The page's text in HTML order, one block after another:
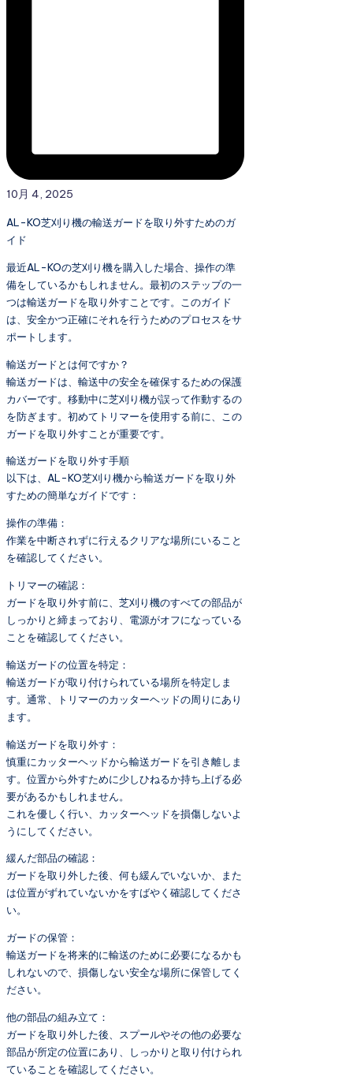
10月 4, 2025
AL-KO芝刈り機の輸送ガードを取り外すためのガ
イド
最近AL-KOの芝刈り機を購入した場合、操作の準
備をしているかもしれません。最初のステップの一
つは輸送ガードを取り外すことです。このガイド
は、安全かつ正確にそれを行うためのプロセスをサ
ポートします。
輸送ガードとは何ですか？
輸送ガードは、輸送中の安全を確保するための保護
カバーです。移動中に芝刈り機が誤って作動するの
を防ぎます。初めてトリマーを使用する前に、この
ガードを取り外すことが重要です。
輸送ガードを取り外す手順
以下は、AL-KO芝刈り機から輸送ガードを取り外
すための簡単なガイドです：
操作の準備：
作業を中断されずに行えるクリアな場所にいること
を確認してください。
トリマーの確認：
ガードを取り外す前に、芝刈り機のすべての部品が
しっかりと締まっており、電源がオフになっている
ことを確認してください。
輸送ガードの位置を特定：
輸送ガードが取り付けられている場所を特定しま
す。通常、トリマーのカッターヘッドの周りにあり
ます。
輸送ガードを取り外す：
慎重にカッターヘッドから輸送ガードを引き離しま
す。位置から外すために少しひねるか持ち上げる必
要があるかもしれません。
これを優しく行い、カッターヘッドを損傷しないよ
うにしてください。
緩んだ部品の確認：
ガードを取り外した後、何も緩んでいないか、また
は位置がずれていないかをすばやく確認してくださ
い。
ガードの保管：
輸送ガードを将来的に輸送のために必要になるかも
しれないので、損傷しない安全な場所に保管してく
ださい。
他の部品の組み立て：
ガードを取り外した後、スプールやその他の必要な
部品が所定の位置にあり、しっかりと取り付けられ
ていることを確認してください。